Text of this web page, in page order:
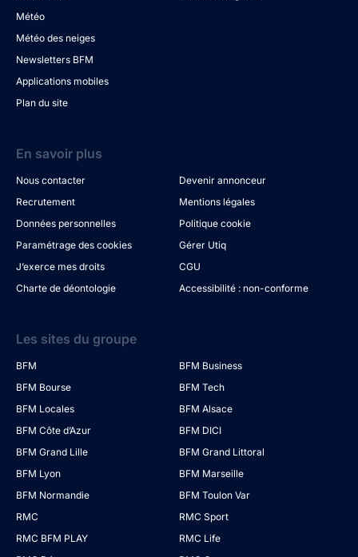
Météo
Météo des neiges
Newsletters BFM
Applications mobiles
Plan du site
En savoir plus
Nous contacter
Devenir annonceur
Recrutement
Mentions légales
Données personnelles
Politique cookie
Paramétrage des cookies
Gérer Utiq
J’exerce mes droits
CGU
Charte de déontologie
Accessibilité : non-conforme
Les sites du groupe
BFM
BFM Business
BFM Bourse
BFM Tech
BFM Locales
BFM Alsace
BFM Côte d’Azur
BFM DICI
BFM Grand Lille
BFM Grand Littoral
BFM Lyon
BFM Marseille
BFM Normandie
BFM Toulon Var
RMC
RMC Sport
RMC BFM PLAY
RMC Life